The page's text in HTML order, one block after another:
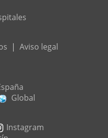
| Aviso legal
Global
Instagram